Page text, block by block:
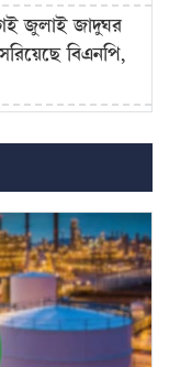
জুলাই জাদুঘর
বিএনপি,
প্রয়োগ করা
ভয়
৭ ঘণ্টার বেশি
যাত্রী